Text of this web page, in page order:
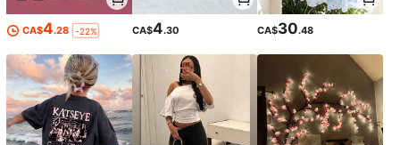
CA$4.28 -22% CA$4.30 CA$30.48